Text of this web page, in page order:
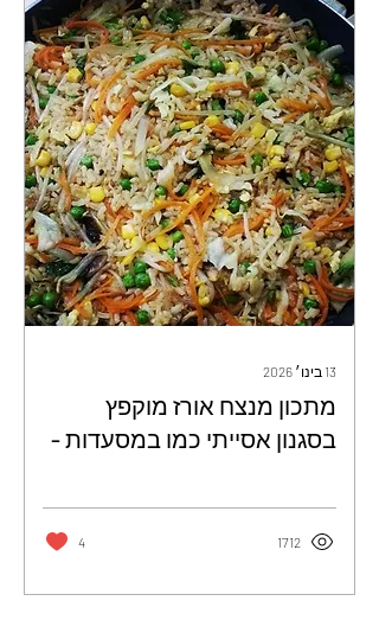
13 בינו׳ 2026
מתכון מנצח אורז מוקפץ
בסגנון אסייתי כמו במסעדות -
1712
4